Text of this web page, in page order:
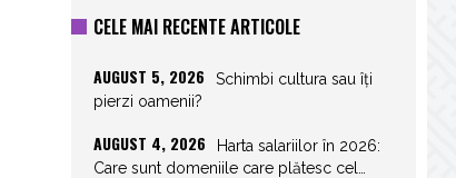
CELE MAI RECENTE ARTICOLE
AUGUST 5, 2026
Schimbi cultura sau îți
pierzi oamenii?
AUGUST 4, 2026
Harta salariilor în 2026:
Care sunt domeniile care plătesc cel…